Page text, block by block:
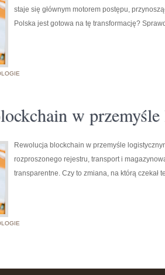
staje się głównym motorem postępu,
Polska jest gotowa na tę transformację?
w
Rewolucja blockchain w przemyśle
rozproszonego rejestru, transport i
transparentne. Czy to zmiana, na którą czekał